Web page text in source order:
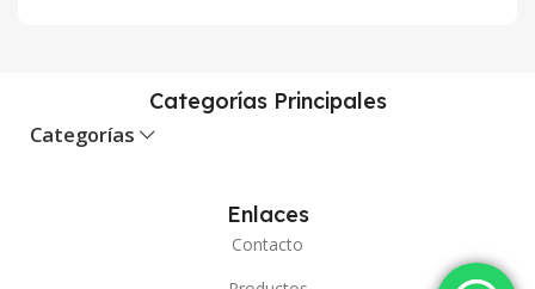
Categorías Principales
Categorías
Enlaces
Contacto